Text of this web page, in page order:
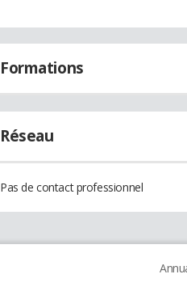
Formations
Réseau
Pas de contact professionnel